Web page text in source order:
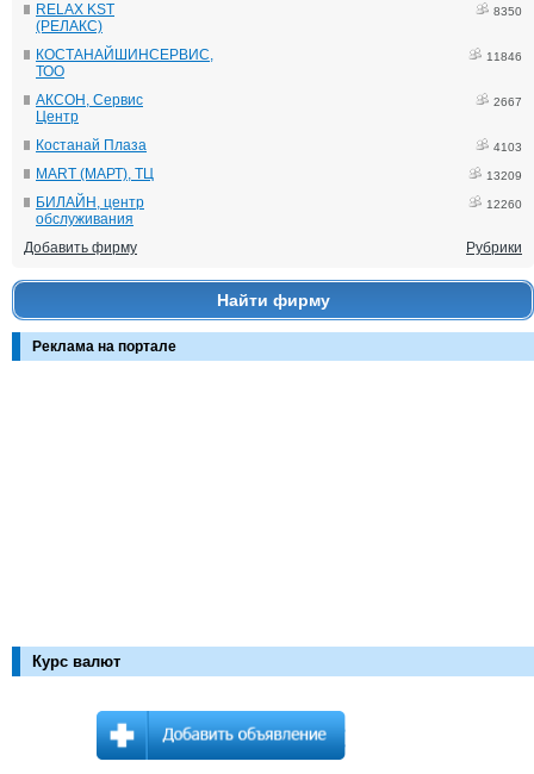
RELAX KST
(РЕЛАКС)
8350
КОСТАНАЙШИНСЕРВИС,
ТОО
11846
АКСОН, Сервис
Центр
2667
Костанай Плаза 4103
MART (МАРТ), ТЦ 13209
БИЛАЙН, центр
обслуживания
12260
Добавить фирму Рубрики
Найти фирму
Реклама на портале
Курс валют